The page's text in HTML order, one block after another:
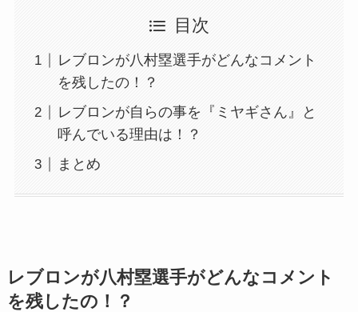
目次
レブロンが八村塁選手がどんなコメント
を残したの！？
レブロンが自らの事を『ミヤギさん』と
呼んでいる理由は！？
まとめ
レブロンが八村塁選手がどんなコメント
を残したの！？